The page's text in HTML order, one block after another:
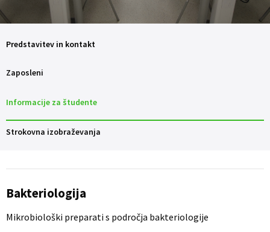
Predstavitev in kontakt
Zaposleni
Informacije za študente
Strokovna izobraževanja
Bakteriologija
Mikrobiološki preparati s področja bakteriologije